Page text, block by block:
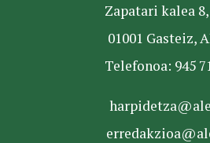
Zapatari kalea
01001 Gasteiz,
Telefonoa: 945